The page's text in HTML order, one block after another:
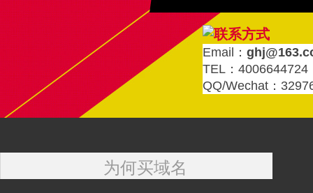
Email：
TEL：4006644724
QQ/Wechat：
为何买域名